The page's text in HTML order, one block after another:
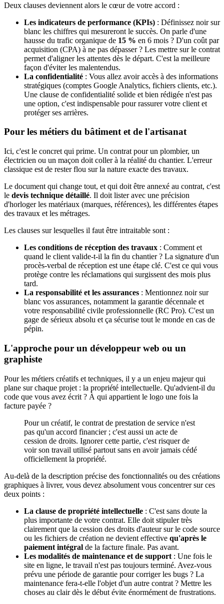
Deux clauses deviennent alors le cœur de votre accord :
Les indicateurs de performance (KPIs) : Définissez noir sur
blanc les chiffres qui mesureront le succès. On parle d'une
hausse du trafic organique de 15 % en 6 mois ? D'un coût par
acquisition (CPA) à ne pas dépasser ? Les mettre sur le contrat
permet d'aligner les attentes dès le départ. C'est la meilleure
façon d'éviter les malentendus.
La confidentialité : Vous allez avoir accès à des informations
stratégiques (comptes Google Analytics, fichiers clients, etc.).
Une clause de confidentialité solide et bien rédigée n'est pas
une option, c'est indispensable pour rassurer votre client et
protéger ses arrières.
Pour les métiers du bâtiment et de l'artisanat
Ici, c'est le concret qui prime. Un contrat pour un plombier, un
électricien ou un maçon doit coller à la réalité du chantier. L'erreur
classique est de rester flou sur la nature exacte des travaux.
Le document qui change tout, et qui doit être annexé au contrat, c'est
le devis technique détaillé. Il doit lister avec une précision
d'horloger les matériaux (marques, références), les différentes étapes
des travaux et les métrages.
Les clauses sur lesquelles il faut être intraitable sont :
Les conditions de réception des travaux : Comment et
quand le client valide-t-il la fin du chantier ? La signature d'un
procès-verbal de réception est une étape clé. C'est ce qui vous
protège contre les réclamations qui surgissent des mois plus
tard.
La responsabilité et les assurances : Mentionnez noir sur
blanc vos assurances, notamment la garantie décennale et
votre responsabilité civile professionnelle (RC Pro). C'est un
gage de sérieux absolu et ça sécurise tout le monde en cas de
pépin.
L'approche pour un développeur web ou un
graphiste
Pour les métiers créatifs et techniques, il y a un enjeu majeur qui
plane sur chaque projet : la propriété intellectuelle. Qu'advient-il du
code que vous avez écrit ? À qui appartient le logo une fois la
facture payée ?
Pour un créatif, le contrat de prestation de service n'est
pas qu'un accord financier ; c'est aussi un acte de
cession de droits. Ignorer cette partie, c'est risquer de
voir son travail utilisé partout sans en avoir jamais cédé
officiellement la propriété.
Au-delà de la description précise des fonctionnalités ou des créations
graphiques à livrer, vous devez absolument vous concentrer sur ces
deux points :
La clause de propriété intellectuelle : C'est sans doute la
plus importante de votre contrat. Elle doit stipuler très
clairement que la cession des droits d'auteur sur le code source
ou les fichiers de création ne devient effective qu'après le
paiement intégral de la facture finale. Pas avant.
Les modalités de maintenance et de support : Une fois le
site en ligne, le travail n'est pas toujours terminé. Avez-vous
prévu une période de garantie pour corriger les bugs ? La
maintenance fera-t-elle l'objet d'un autre contrat ? Mettre les
choses au clair dès le début évite énormément de frustrations.